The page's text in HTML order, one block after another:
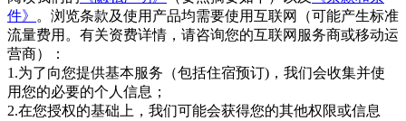
件》
。浏览条款及使用产品均需要使用互联网（可能产生标准
流量费用。有关资费详情，请咨询您的互联网服务商或移动运
营商）：
1.为了向您提供基本服务（包括住宿预订)，我们会收集并使
用您的必要的个人信息；
2.在您授权的基础上，我们可能会获得您的其他权限或信息